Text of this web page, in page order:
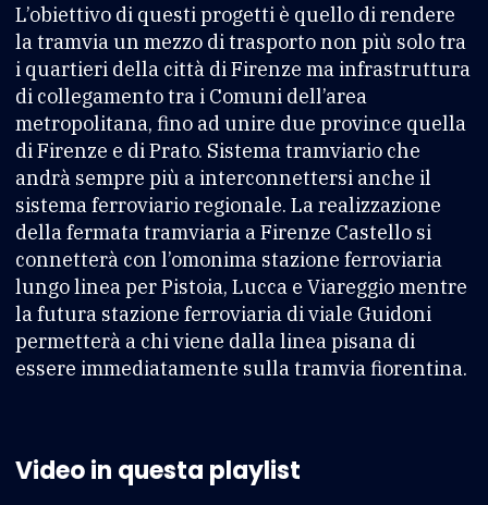
L’obiettivo di questi progetti è quello di rendere
la tramvia un mezzo di trasporto non più solo tra
i quartieri della città di Firenze ma infrastruttura
di collegamento tra i Comuni dell’area
metropolitana, fino ad unire due province quella
di Firenze e di Prato. Sistema tramviario che
andrà sempre più a interconnettersi anche il
sistema ferroviario regionale. La realizzazione
della fermata tramviaria a Firenze Castello si
connetterà con l’omonima stazione ferroviaria
lungo linea per Pistoia, Lucca e Viareggio mentre
la futura stazione ferroviaria di viale Guidoni
permetterà a chi viene dalla linea pisana di
essere immediatamente sulla tramvia fiorentina.
Video in questa playlist